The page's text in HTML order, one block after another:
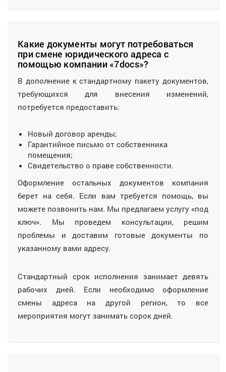
Какие документы могут потребоваться
при смене юридического адреса с
помощью компании «7docs»?
В дополнение к стандартному пакету документов,
требующихся для внесения изменений,
потребуется предоставить:
Новый договор аренды;
Гарантийное письмо от собственника
помещения;
Свидетельство о праве собственности.
Оформление остальных документов компания
берет на себя. Если вам требуется помощь, вы
можете позвонить нам. Мы предлагаем услугу «под
ключ». Мы проведем консультации, решим
проблемы и доставим готовые документы по
указанному вами адресу.
Стандартный срок исполнения занимает девять
рабочих дней. Если необходимо оформление
смены адреса на другой регион, то все
мероприятия могут занимать сорок дней.